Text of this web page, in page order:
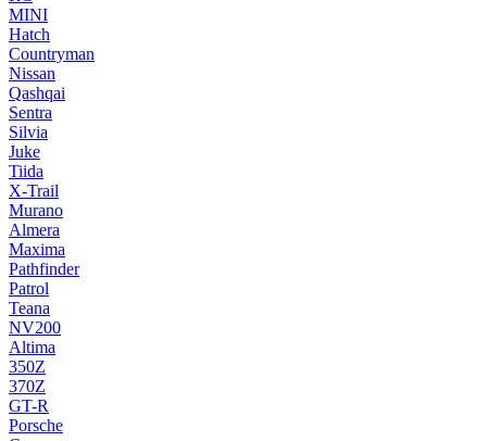
MINI
Hatch
Countryman
Nissan
Qashqai
Sentra
Silvia
Juke
Tiida
X-Trail
Murano
Almera
Maxima
Pathfinder
Patrol
Teana
NV200
Altima
350Z
370Z
GT-R
Porsche